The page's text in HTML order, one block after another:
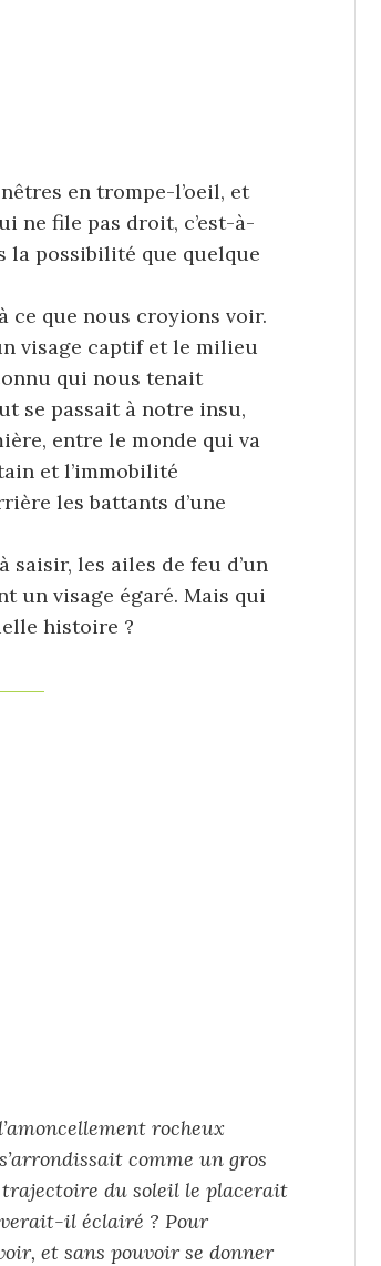
en trompe-l’oeil, et
ne file pas droit, c’est-à-
la possibilité que quelque
ce que nous croyions voir.
visage captif et le milieu
qui nous tenait
se passait à notre insu,
entre le monde qui va
et l’immobilité
les battants d’une
les ailes de feu d’un
un visage égaré. Mais qui
histoire ?
rocheux
comme un gros
trajectoire du soleil le placerait
il éclairé ? Pour
et sans pouvoir se donner